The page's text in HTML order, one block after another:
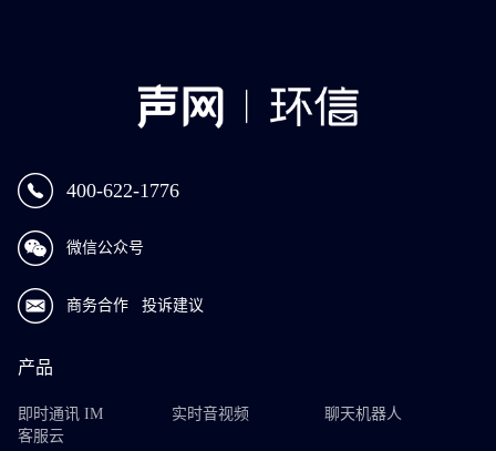
400-622-1776
微信公众号
商务合作 投诉建议
产品
即时通讯 IM 实时音视频
聊天机器人
客服云